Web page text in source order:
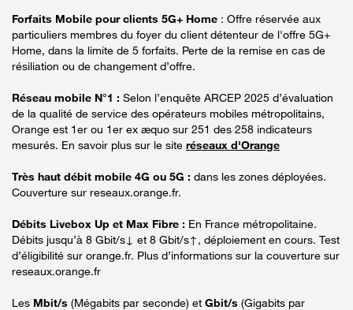
Forfaits Mobile pour clients 5G+ Home : Offre réservée aux
particuliers membres du foyer du client détenteur de l'offre 5G+
Home, dans la limite de 5 forfaits. Perte de la remise en cas de
résiliation ou de changement d’offre.
Réseau mobile N°1 : Selon l’enquête ARCEP 2025 d’évaluation
de la qualité de service des opérateurs mobiles métropolitains,
Orange est 1er ou 1er ex æquo sur 251 des 258 indicateurs
mesurés. En savoir plus sur le site réseaux d'Orange
Très haut débit mobile 4G ou 5G : dans les zones déployées.
Couverture sur reseaux.orange.fr.
Débits Livebox Up et Max Fibre : En France métropolitaine.
Débits jusqu’à 8 Gbit/s↓ et 8 Gbit/s↑, déploiement en cours. Test
d’éligibilité sur orange.fr. Plus d’informations sur la couverture sur
reseaux.orange.fr
Les Mbit/s (Mégabits par seconde) et Gbit/s (Gigabits par